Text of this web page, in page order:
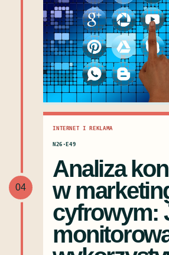
04
INTERNET I REKLAMA
N26·E49
Analiza
w
cyfrowym: